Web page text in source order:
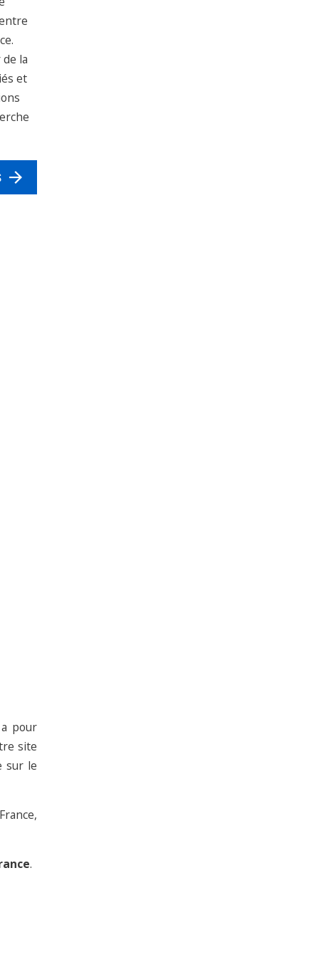
la
et
pour
site
sur le
.